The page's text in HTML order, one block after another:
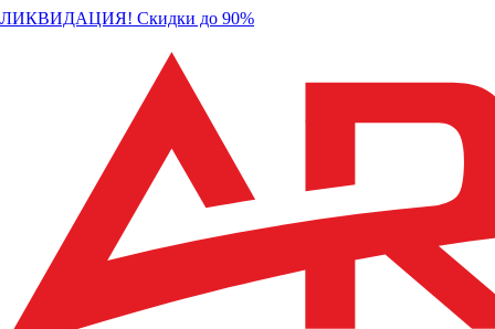
ЛИКВИДАЦИЯ! Скидки до 90%